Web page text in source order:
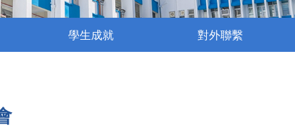
學生成就 對外聯繫